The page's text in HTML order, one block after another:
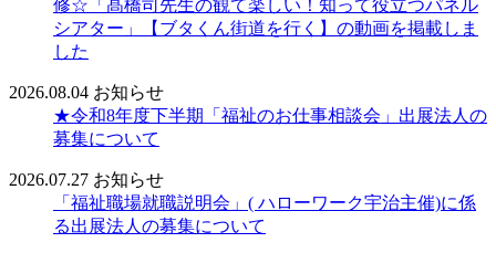
修☆「髙橋司先生の観て楽しい！知って役立つパネル
シアター」【ブタくん街道を行く】の動画を掲載しま
した
2026.08.04 お知らせ
★令和8年度下半期「福祉のお仕事相談会」出展法人の
募集について
2026.07.27 お知らせ
「福祉職場就職説明会」( ハローワーク宇治主催)に係
る出展法人の募集について